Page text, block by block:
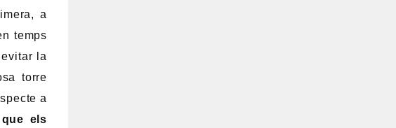
a
temps
la
torre
a
els